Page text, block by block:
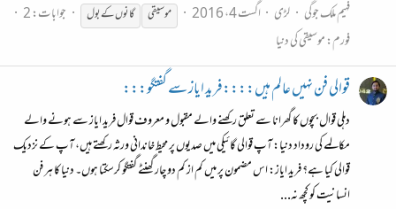
فہیم ملک جوگی لڑی اگست 4، 2016 موسیقی گانوں کے بول
جوابات: 2
فورم:موسیقی کی دنیا
قوالی فن نہیں عالم ہیں::::فرید ایاز سے گفتگو:::
دہلی قوال بچوں کا گھرانا سے تعلق رکھنے والے مقبول و معروف قوال فرید ایاز سے ہونے والے
مکالمے کی روداد دنیا: آپ قوالی گائیکی میں صدیوں پر محیط خاندانی ورثہ رکھتے ہیں، آپ کے نزدیک
قوالی کیا ہے؟ فرید ایاز: اس مضمون پر میں کم از کم دو چار گھنٹے گفتگو کرسکتا ہوں۔ دنیا کا ہر فن
انسانیت کو کچھ نہ...